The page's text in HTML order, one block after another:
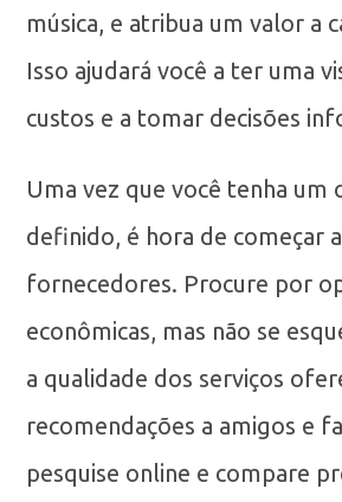
música, e atribua um valor a
Isso ajudará você a ter uma
custos e a tomar decisões
Uma vez que você tenha um
definido, é hora de começar
fornecedores. Procure por
econômicas, mas não se
a qualidade dos serviços
recomendações a amigos e
pesquise online e compare